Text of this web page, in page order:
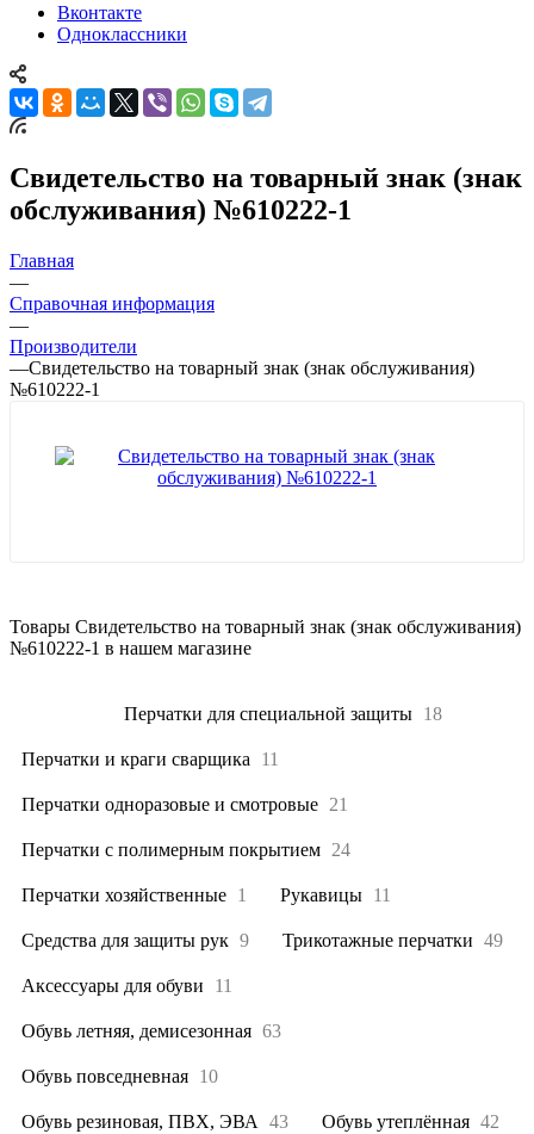
Вконтакте
Одноклассники
Свидетельство на товарный знак (знак
обслуживания) №610222-1
Главная
—
Справочная информация
—
Производители
—Свидетельство на товарный знак (знак обслуживания)
№610222-1
Товары Свидетельство на товарный знак (знак обслуживания)
№610222-1 в нашем магазине
Перчатки для специальной защиты 18
Перчатки и краги сварщика 11
Перчатки одноразовые и смотровые 21
Перчатки с полимерным покрытием 24
Перчатки хозяйственные 1 Рукавицы 11
Средства для защиты рук 9 Трикотажные перчатки 49
Аксессуары для обуви 11
Обувь летняя, демисезонная 63
Обувь повседневная 10
Обувь резиновая, ПВХ, ЭВА 43 Обувь утеплённая 42